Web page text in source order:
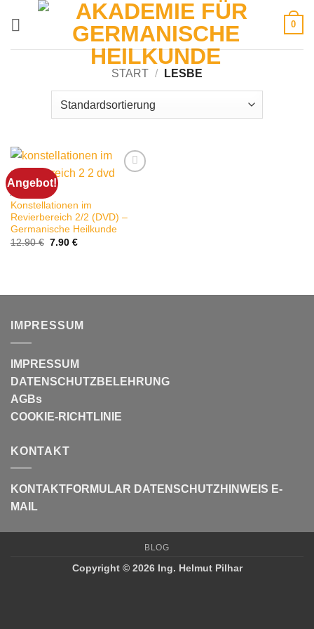
0
START / LESBE
Angebot!
ASTHMA
Konstellationen im
Revierbereich 2/2 (DVD) –
Germanische Heilkunde
12.90€ Ursprünglicher
7.90 €Aktueller
IMPRESSUM
IMPRESSUM
DATENSCHUTZBELEHRUNG
AGBs
COOKIE-RICHTLINIE
KONTAKT
KONTAKTFORMULAR DATENSCHUTZHINWEIS E-
MAIL
BLOG
Copyright © 2026 Ing. Helmut Pilhar